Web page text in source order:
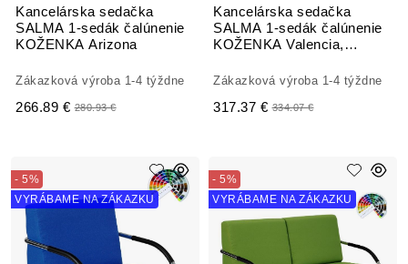
Kancelárska sedačka
SALMA 1-sedák čalúnenie
KOŽENKA Arizona
Zákazková výroba 1-4 týždne
266.89 € 280.93 €
Kancelárska sedačka
SALMA 1-sedák čalúnenie
KOŽENKA Valencia,
Zákazková výroba 1-4 týždne
317.37 € 334.07 €
- 5%
VYRÁBAME NA ZÁKAZKU
- 5%
VYRÁBAME NA ZÁKAZKU